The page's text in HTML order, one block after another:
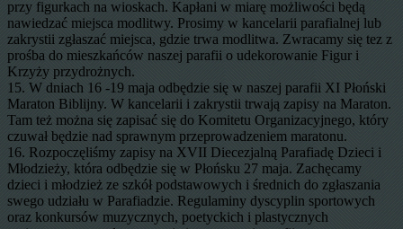
przy figurkach na wioskach. Kapłani w miarę możliwości będą
nawiedzać miejsca modlitwy. Prosimy w kancelarii parafialnej lub
zakrystii zgłaszać miejsca, gdzie trwa modlitwa. Zwracamy się tez z
prośba do mieszkańców naszej parafii o udekorowanie Figur i
Krzyży przydrożnych.
15. W dniach 16 -19 maja odbędzie się w naszej parafii XI Płoński
Maraton Biblijny. W kancelarii i zakrystii trwają zapisy na Maraton.
Tam też można się zapisać się do Komitetu Organizacyjnego, który
czuwał będzie nad sprawnym przeprowadzeniem maratonu.
16. Rozpoczęliśmy zapisy na XVII Diecezjalną Parafiadę Dzieci i
Młodzieży, która odbędzie się w Płońsku 27 maja. Zachęcamy
dzieci i młodzież ze szkół podstawowych i średnich do zgłaszania
swego udziału w Parafiadzie. Regulaminy dyscyplin sportowych
oraz konkursów muzycznych, poetyckich i plastycznych